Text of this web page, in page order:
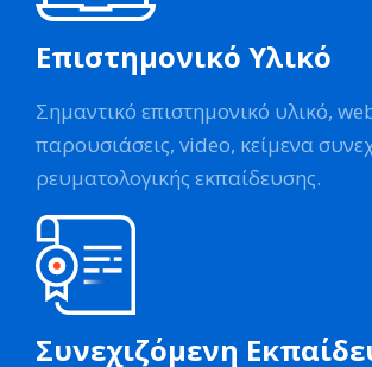
Επιστημονικό Υλικό
Σημαντικό επιστημονικό υλικό,
παρουσιάσεις, video, κείμενα
ρευματολογικής εκπαίδευσης.
Συνεχιζόμενη